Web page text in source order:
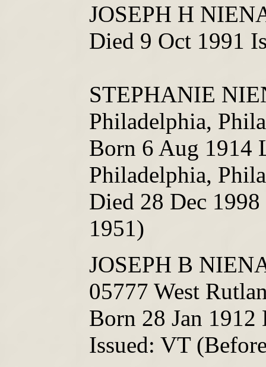
JOSEPH H
Died 9 Oct 1991
STEPHANIE
Philadelphia,
Born 6 Aug 1914
Philadelphia,
Died 28 Dec
1951)
JOSEPH B
05777 West
Born 28 Jan 1912
Issued: VT